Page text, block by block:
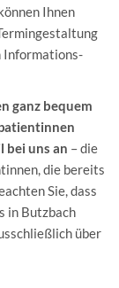
Ihnen
Informations-
ganz bequem
bei uns an – die
die bereits
Sie, dass
in Butzbach
über